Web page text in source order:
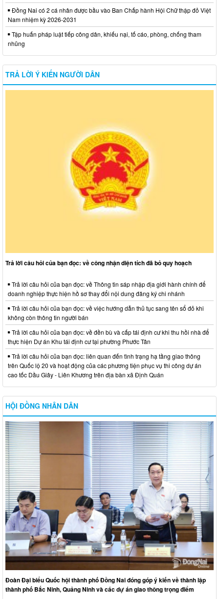
Đồng Nai có 2 cá nhân được bầu vào Ban Chấp hành Hội Chữ thập đỏ Việt
Nam nhiệm kỳ 2026-2031
Tập huấn pháp luật tiếp công dân, khiếu nại, tố cáo, phòng, chống tham
nhũng
TRẢ LỜI Ý KIẾN NGƯỜI DÂN
Trả lời câu hỏi của bạn đọc: về công nhận diện tích đã bỏ quy hoạch
Trả lời câu hỏi của bạn đọc: về Thông tin sáp nhập địa giới hành chính để
doanh nghiệp thực hiện hồ sơ thay đổi nội dung đăng ký chi nhánh
Trả lời câu hỏi của bạn đọc: về việc hướng dẫn thủ tục sang tên sổ đỏ khi
không còn thông tin người bán
Trả lời câu hỏi của bạn đọc: về đền bù và cấp tái định cư khi thu hồi nhà để
thực hiện Dự án Khu tái định cư tại phường Phước Tân
Trả lời câu hỏi của bạn đọc: liên quan đến tình trạng hạ tầng giao thông
trên Quốc lộ 20 và hoạt động của các phương tiện phục vụ thi công dự án
cao tốc Dầu Giây - Liên Khương trên địa bàn xã Định Quán
HỘI ĐỒNG NHÂN DÂN
Đoàn Đại biểu Quốc hội thành phố Đồng Nai đóng góp ý kiến về thành lập
thành phố Bắc Ninh, Quảng Ninh và các dự án giao thông trọng điểm